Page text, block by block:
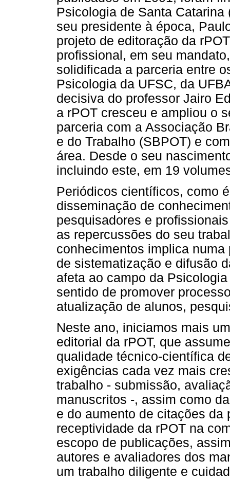
Psicologia de Santa
seu presidente à época,
projeto de editoração da
profissional, em seu
solidificada a parceria entre
Psicologia da UFSC, da
decisiva do professor Jairo
a rPOT cresceu e ampliou o
parceria com a Associação
e do Trabalho (SBPOT) e
área. Desde o seu
incluindo este, em 19
Periódicos científicos, como
disseminação de
pesquisadores e
as repercussões do seu
conhecimentos implica
de sistematização e difusão
afeta ao campo da
sentido de promover
atualização de alunos,
Neste ano, iniciamos mais
editorial da rPOT, que
qualidade técnico-científica
exigências cada vez mais
trabalho - submissão,
manuscritos -, assim como
e do aumento de citações da
receptividade da rPOT na
escopo de publicações,
autores e avaliadores dos
um trabalho diligente e